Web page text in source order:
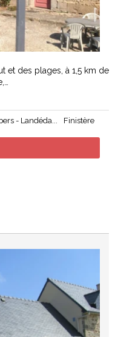
et des plages, à 1,5 km de
- Landéda...
Finistère